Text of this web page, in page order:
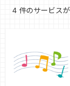
4 件のサービス